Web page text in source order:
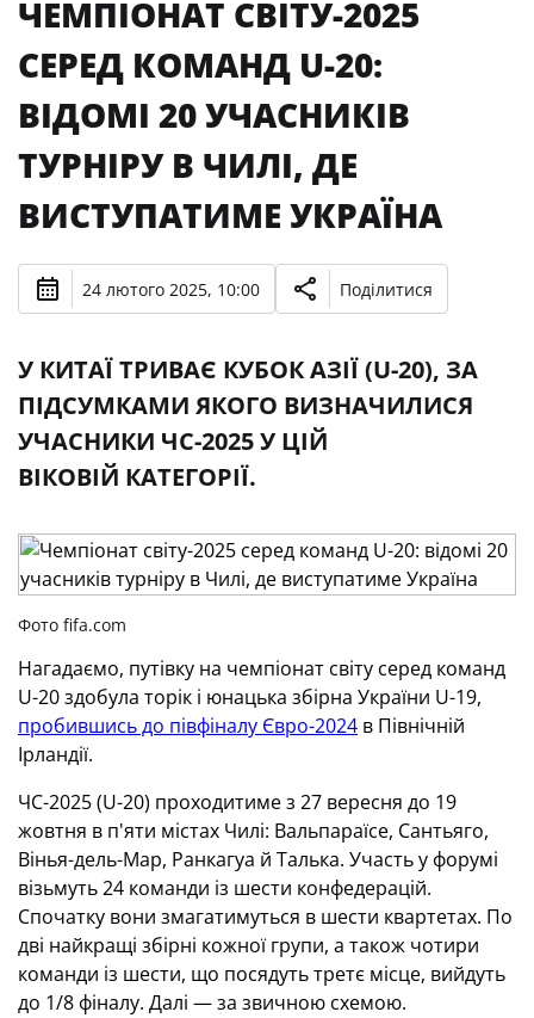
ЧЕМПІОНАТ СВІТУ-2025
СЕРЕД КОМАНД U-20:
ВІДОМІ 20 УЧАСНИКІВ
ТУРНІРУ В ЧИЛІ, ДЕ
ВИСТУПАТИМЕ УКРАЇНА
24 лютого 2025, 10:00 Поділитися
У КИТАЇ ТРИВАЄ КУБОК АЗІЇ (U-20), ЗА
ПІДСУМКАМИ ЯКОГО ВИЗНАЧИЛИСЯ
УЧАСНИКИ ЧС-2025 У ЦІЙ
ВІКОВІЙ КАТЕГОРІЇ.
Фото fifa.com
Нагадаємо, путівку на чемпіонат світу серед команд
U-20 здобула торік і юнацька збірна України U-19,
пробившись до півфіналу Євро-2024 в Північній
Ірландії.
ЧС-2025 (U-20) проходитиме з 27 вересня до 19
жовтня в п'яти містах Чилі: Вальпараїсе, Сантьяго,
Вінья-дель-Мар, Ранкагуа й Талька. Участь у форумі
візьмуть 24 команди із шести конфедерацій.
Спочатку вони змагатимуться в шести квартетах. По
дві найкращі збірні кожної групи, а також чотири
команди із шести, що посядуть третє місце, вийдуть
до 1/8 фіналу. Далі — за звичною схемою.